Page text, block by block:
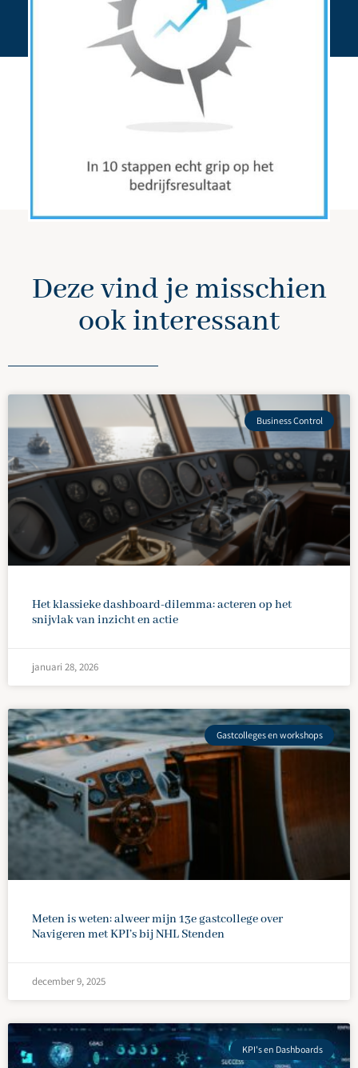
Deze vind je misschien
ook interessant
Business Control
Het klassieke dashboard-dilemma: acteren op het
snijvlak van inzicht en actie
januari 28, 2026
Gastcolleges en workshops
Meten is weten: alweer mijn 13e gastcollege over
Navigeren met KPI’s bij NHL Stenden
december 9, 2025
KPI's en Dashboards